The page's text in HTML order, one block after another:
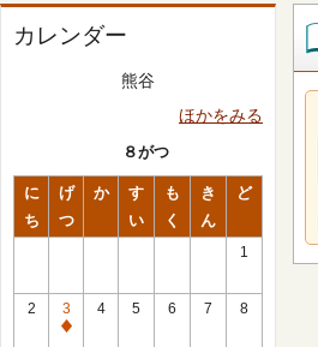
カレンダー
熊谷
ほかをみる
８がつ
に
ち
げ
つ
か
す
い
も
く
き
ん
ど
1
2
3
休
4 5 6 7 8